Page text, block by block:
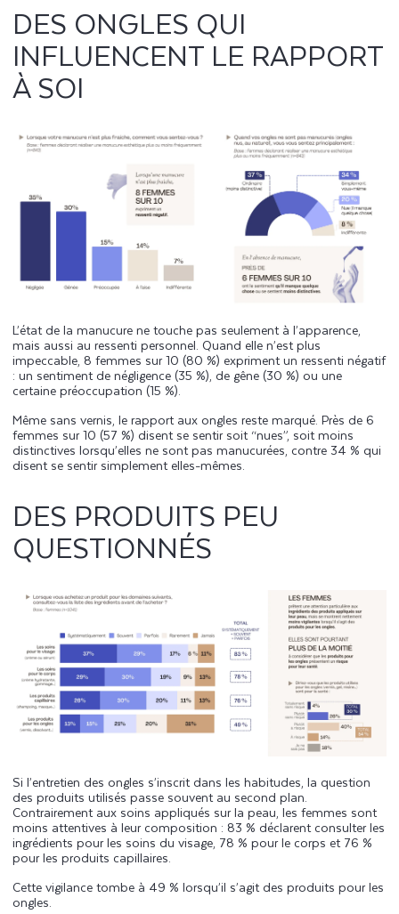
DES ONGLES QUI
INFLUENCENT LE RAPPORT
À SOI
L’état de la manucure ne touche pas seulement à l’apparence,
mais aussi au ressenti personnel. Quand elle n’est plus
impeccable, 8 femmes sur 10 (80 %) expriment un ressenti négatif
: un sentiment de négligence (35 %), de gêne (30 %) ou une
certaine préoccupation (15 %).
Même sans vernis, le rapport aux ongles reste marqué. Près de 6
femmes sur 10 (57 %) disent se sentir soit “nues”, soit moins
distinctives lorsqu’elles ne sont pas manucurées, contre 34 % qui
disent se sentir simplement elles-mêmes.
DES PRODUITS PEU
QUESTIONNÉS
Si l’entretien des ongles s’inscrit dans les habitudes, la question
des produits utilisés passe souvent au second plan.
Contrairement aux soins appliqués sur la peau, les femmes sont
moins attentives à leur composition : 83 % déclarent consulter les
ingrédients pour les soins du visage, 78 % pour le corps et 76 %
pour les produits capillaires.
Cette vigilance tombe à 49 % lorsqu’il s’agit des produits pour les
ongles.